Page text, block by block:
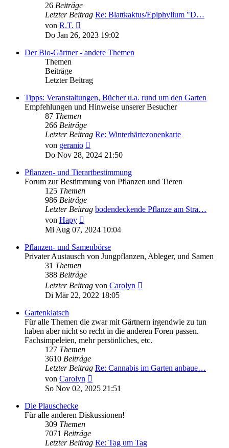
26 Beiträge
Letzter Beitrag Re: Blattkaktus/Epiphyllum "D…
von R.T.
Beitrag
Do Jan 26, 2023 19:02
Der Bio-Gärtner - andere Themen
Themen
Beiträge
Letzter Beitrag
Tipps: Veranstaltungen, Bücher u.a. rund um den Garten
Empfehlungen und Hinweise unserer Besucher
87 Themen
266 Beiträge
Letzter Beitrag Re: Winterhärtezonenkarte
von geranio
Beitrag
Do Nov 28, 2024 21:50
Pflanzen- und Tierartbestimmung
Forum zur Bestimmung von Pflanzen und Tieren
125 Themen
986 Beiträge
Letzter Beitrag bodendeckende Pflanze am Stra…
von Hapy
Beitrag
Mi Aug 07, 2024 10:04
Pflanzen- und Samenbörse
Privater Austausch von Jungpflanzen, Ableger, und Samen
31 Themen
388 Beiträge
Letzter Beitrag von Carolyn
Di Mär 22, 2022 18:05
Gartenklatsch
Für alle Themen die zwar mit Gärtnern irgendwie zu tun
haben aber nicht so recht in die anderen Foren passen.
Fachsimpeleien, mehr persönliches, etc.
127 Themen
3610 Beiträge
Letzter Beitrag Re: Cannabis im Garten anbaue…
von Carolyn
Beitrag
So Nov 02, 2025 21:51
Die Plauschecke
Für alle anderen Diskussionen!
309 Themen
7071 Beiträge
Letzter Beitrag Re: Tag um Tag